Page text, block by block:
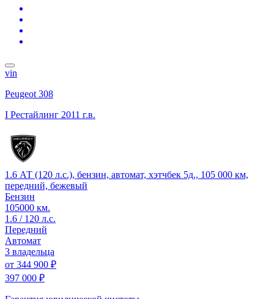
vin
Peugeot 308
I Рестайлинг 2011 г.в.
1.6 АТ (120 л.с.), бензин, автомат, хэтчбек 5д., 105 000 км,
передний, бежевый
Бензин
105000 км.
1.6 / 120 л.с.
Передний
Автомат
3 владельца
от 344 900 ₽
397 000 ₽